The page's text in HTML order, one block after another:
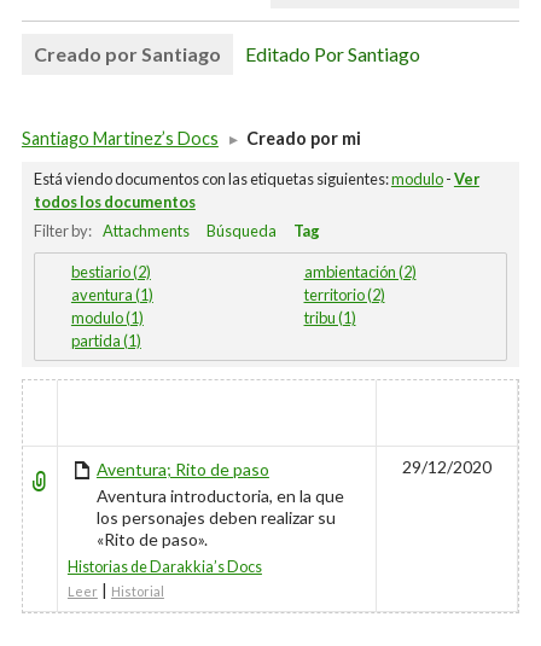
Creado por Santiago Editado Por Santiago
Santiago Martinez’s Docs ▸ Creado por mi
Está viendo documentos con las etiquetas siguientes:modulo-Ver
todos los documentos
Filter by: Attachments Búsqueda Tag
bestiario (2)
aventura (1)
modulo (1)
partida (1)
ambientación (2)
territorio (2)
tribu (1)
Aventura; Rito de paso
Aventura introductoria, en la que
los personajes deben realizar su
«Rito de paso».
Historias de Darakkia’s Docs
Leer | Historial
29/12/2020